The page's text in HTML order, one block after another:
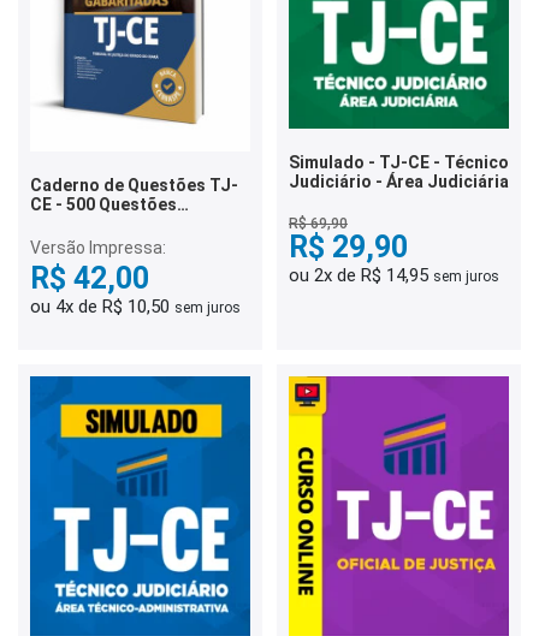
Caderno de Questões TJ-
CE - 500 Questões
Versão Impressa:
R$ 42,00
ou 4x de R$ 10,50 sem juros
Simulado - TJ-CE - Técnico
Judiciário - Área Judiciária
R$ 69,90
R$ 29,90
ou 2x de R$ 14,95 sem juros